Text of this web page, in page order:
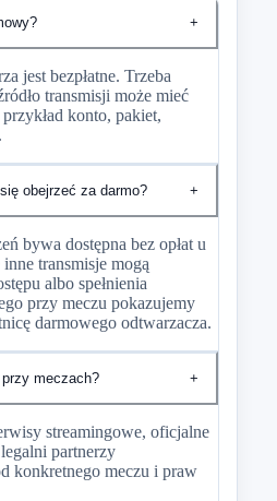
+
jest bezpłatne. Trzeba
transmisji może mieć
konto, pakiet,
obejrzeć za darmo? +
bywa dostępna bez opłat u
transmisje mogą
albo spełnienia
przy meczu pokazujemy
darmowego odtwarzacza.
przy meczach? +
streamingowe, oficjalne
partnerzy
konkretnego meczu i praw